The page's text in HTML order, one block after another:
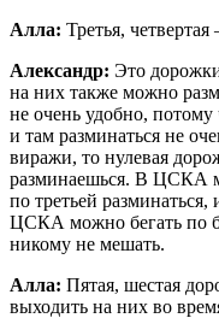
Алла: Третья,
Александр: Это
на них также можно
не очень удобно,
и там разминаться не
виражи, то нулевая
разминаешься. В ЦСКА
по третьей
ЦСКА можно бегать по
никому не мешать.
Алла: Пятая, шестая
выходить на них во